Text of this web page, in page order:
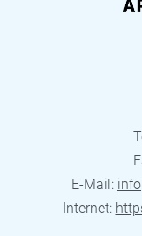
E-Mail:
Internet: